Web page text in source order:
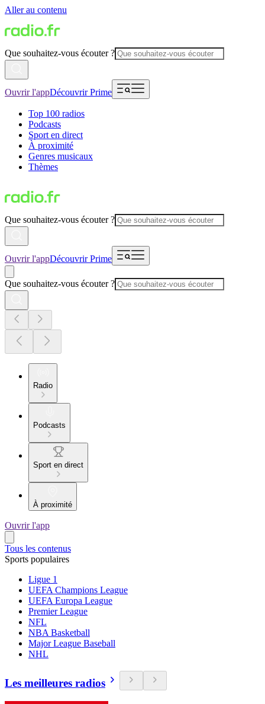
Aller au contenu
Que souhaitez-vous écouter ?
Ouvrir l'appDécouvrir Prime
Top 100 radios
Podcasts
Sport en direct
À proximité
Genres musicaux
Thèmes
Que souhaitez-vous écouter ?
Ouvrir l'appDécouvrir Prime
Que souhaitez-vous écouter ?
Radio
Podcasts
Sport en direct
À proximité
Ouvrir l'app
Tous les contenus
Sports populaires
Ligue 1
UEFA Champions League
UEFA Europa League
Premier League
NFL
NBA Basketball
Major League Baseball
NHL
Les meilleures radios